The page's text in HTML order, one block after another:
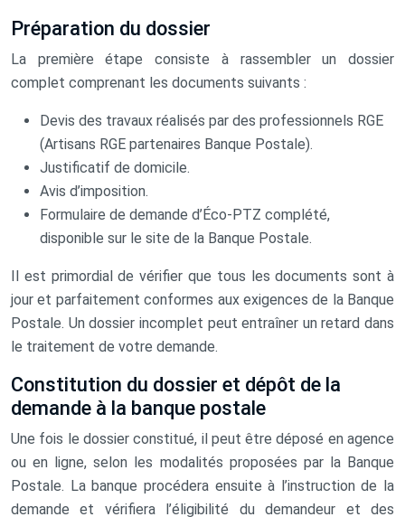
Préparation du dossier
La première étape consiste à rassembler un dossier
complet comprenant les documents suivants :
Devis des travaux réalisés par des professionnels RGE
(Artisans RGE partenaires Banque Postale).
Justificatif de domicile.
Avis d’imposition.
Formulaire de demande d’Éco-PTZ complété,
disponible sur le site de la Banque Postale.
Il est primordial de vérifier que tous les documents sont à
jour et parfaitement conformes aux exigences de la Banque
Postale. Un dossier incomplet peut entraîner un retard dans
le traitement de votre demande.
Constitution du dossier et dépôt de la
demande à la banque postale
Une fois le dossier constitué, il peut être déposé en agence
ou en ligne, selon les modalités proposées par la Banque
Postale. La banque procédera ensuite à l’instruction de la
demande et vérifiera l’éligibilité du demandeur et des